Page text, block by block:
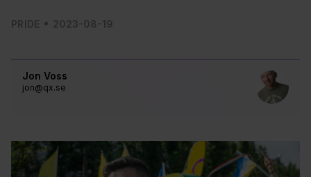
Jon Voss
jon@qx.se
PRIDE 2023-08-19